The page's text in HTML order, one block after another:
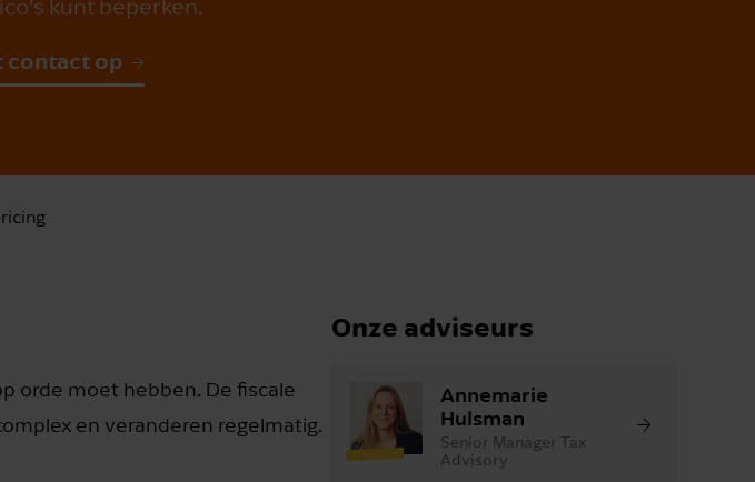
kunt beperken.
contact op
orde moet hebben. De fiscale
en veranderen regelmatig.
Onze adviseurs
Annemarie
Hulsman
Senior Manager Tax
Advisory